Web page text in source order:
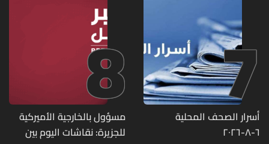
7
أسرار الصحف المحلية
٦-٨-٢٠٢٦
8
مسؤول بالخارجية الأميركية
للجزيرة: نقاشات اليوم بين